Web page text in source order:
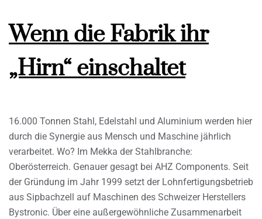
Wenn die Fabrik ihr
„Hirn“ einschaltet
16.000 Tonnen Stahl, Edelstahl und Aluminium werden hier
durch die Synergie aus Mensch und Maschine jährlich
verarbeitet. Wo? Im Mekka der Stahlbranche:
Oberösterreich. Genauer gesagt bei AHZ Components. Seit
der Gründung im Jahr 1999 setzt der Lohnfertigungsbetrieb
aus Sipbachzell auf Maschinen des Schweizer Herstellers
Bystronic. Über eine außergewöhnliche Zusammenarbeit